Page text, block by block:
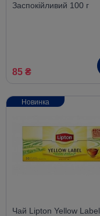
Заспокійливий 100 г
85 ₴
Чай Lipton Yellow Label
Новинка